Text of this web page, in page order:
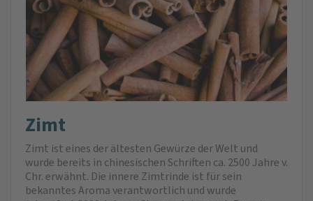
Zimt
Zimt ist eines der ältesten Gewürze der Welt und
wurde bereits in chinesischen Schriften ca. 2500 Jahre v.
Chr. erwähnt. Die innere Zimtrinde ist für sein
bekanntes Aroma verantwortlich und wurde